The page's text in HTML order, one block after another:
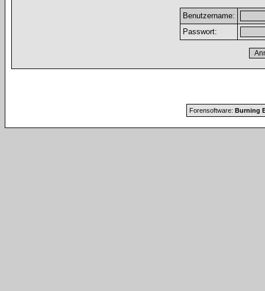
Benutzername:
Passwort:
Forensoftware: Burning